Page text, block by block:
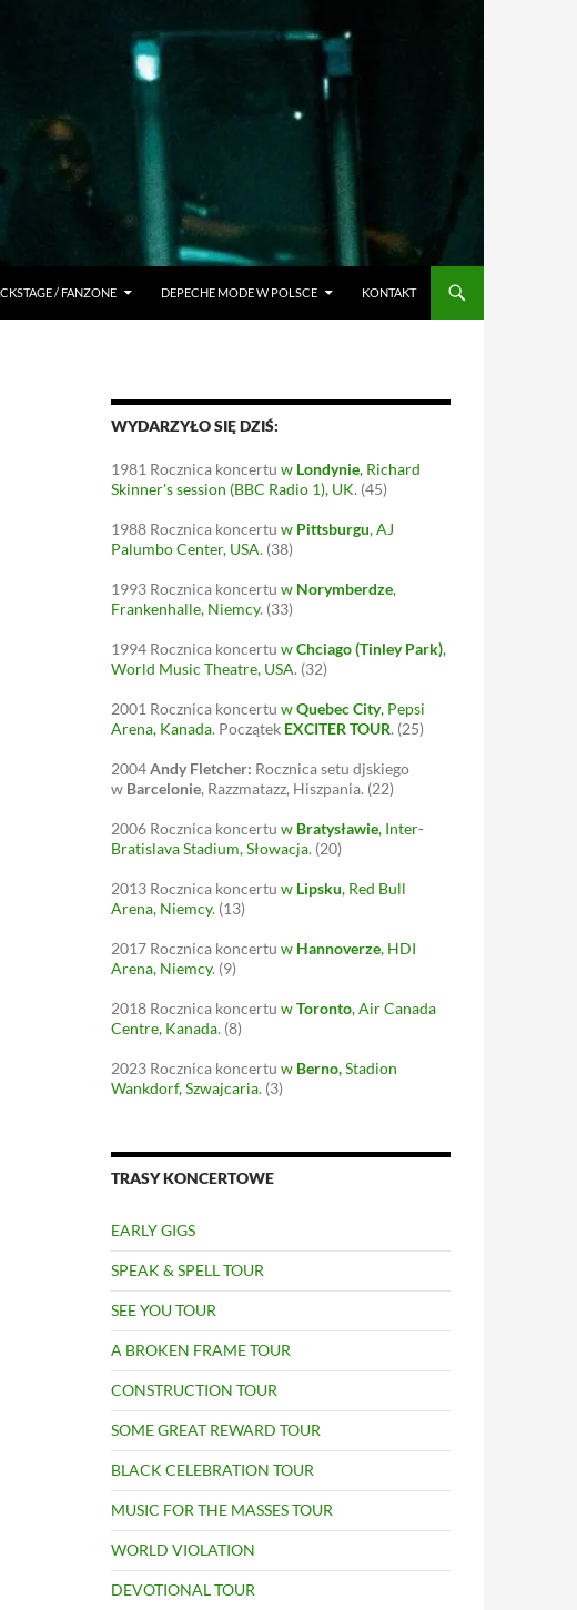
/ FANZONE DEPECHE MODE W POLSCE KONTAKT
WYDARZYŁO SIĘ DZIŚ:
1981 Rocznica koncertu w Londynie, Richard
Skinner's session (BBC Radio 1), UK. (45)
1988 Rocznica koncertu w Pittsburgu, AJ
Palumbo Center, USA. (38)
1993 Rocznica koncertu w Norymberdze,
Frankenhalle, Niemcy. (33)
1994 Rocznica koncertu wChciago (Tinley Park),
World Music Theatre, USA. (32)
2001 Rocznica koncertu wQuebec City, Pepsi
Arena, Kanada. Początek EXCITER TOUR. (25)
2004Andy Fletcher: Rocznica setu djskiego
w Barcelonie, Razzmatazz, Hiszpania. (22)
2006 Rocznica koncertu w Bratysławie, Inter-
Bratislava Stadium, Słowacja. (20)
2013 Rocznica koncertu w Lipsku, Red Bull
Arena, Niemcy. (13)
2017 Rocznica koncertu w Hannoverze, HDI
Arena, Niemcy. (9)
2018 Rocznica koncertu wToronto, Air Canada
Centre, Kanada. (8)
2023 Rocznica koncertu w Berno,Stadion
Wankdorf, Szwajcaria. (3)
TRASY KONCERTOWE
EARLY GIGS
SPEAK & SPELL TOUR
SEE YOU TOUR
A BROKEN FRAME TOUR
CONSTRUCTION TOUR
SOME GREAT REWARD TOUR
BLACK CELEBRATION TOUR
MUSIC FOR THE MASSES TOUR
WORLD VIOLATION
DEVOTIONAL TOUR